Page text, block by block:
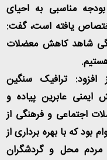
مناسبی به احیای
یافته است، گفت:
شاهد کاهش معضلات
.
افزود: ترافیک سنگین
عابرین پیاده و
اجتماعی و فرهنگی از
بود که با بهره برداری از
مردم محل و گردشگران